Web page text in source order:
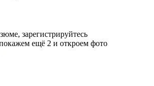
зарегистрируйтесь
ещё 2 и откроем фото